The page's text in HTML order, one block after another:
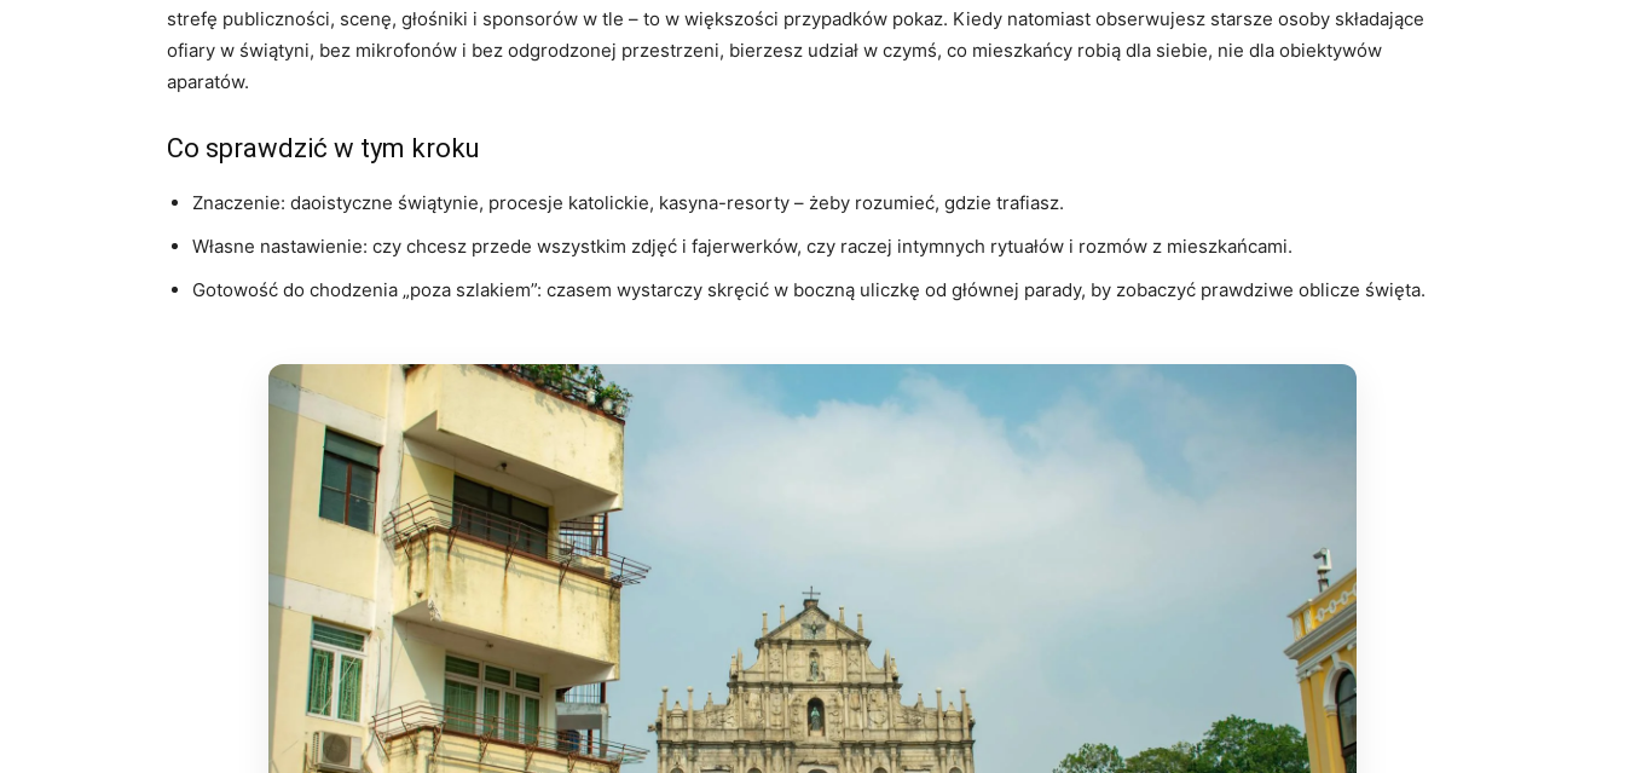
strefę publiczności, scenę, głośniki i sponsorów w tle – to w większości przypadków pokaz. Kiedy natomiast obserwujesz starsze osoby składające
ofiary w świątyni, bez mikrofonów i bez odgrodzonej przestrzeni, bierzesz udział w czymś, co mieszkańcy robią dla siebie, nie dla obiektywów
aparatów.
Co sprawdzić w tym kroku
Znaczenie: daoistyczne świątynie, procesje katolickie, kasyna-resorty – żeby rozumieć, gdzie trafiasz.
Własne nastawienie: czy chcesz przede wszystkim zdjęć i fajerwerków, czy raczej intymnych rytuałów i rozmów z mieszkańcami.
Gotowość do chodzenia „poza szlakiem”: czasem wystarczy skręcić w boczną uliczkę od głównej parady, by zobaczyć prawdziwe oblicze święta.